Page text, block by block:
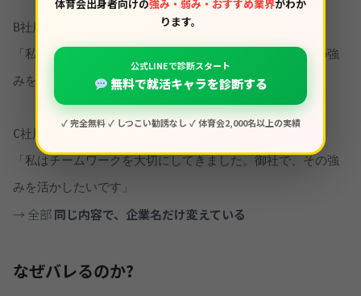
B社用ES:
「私はチームワークを大切にしてきました。御社で、その強
みを活かしたいです」
C社用ES:
「私はチームワークを大切にしてきました。御社で、その強
→ 全部同じ内容で、企業名だけ変えている
なぜバレるのか?
体育会出身者向けの強み・弱み・おすすめ業界がわか
ります。
公式LINEで診断スタート
無料で就活キャラを診断する
✓ 完全無料 ✓ しつこい勧誘なし ✓ 体育会2,000名以上の実績